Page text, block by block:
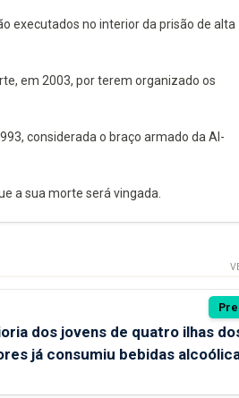
executados no interior da prisão de alta
em 2003, por terem organizado os
considerada o braço armado da Al-
a sua morte será vingada.
dos jovens de quatro ilhas
já consumiu bebidas